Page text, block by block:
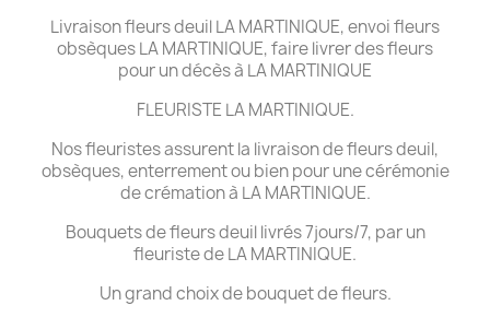
Livraison fleurs deuil LA MARTINIQUE, envoi fleurs
obsèques LA MARTINIQUE, faire livrer des fleurs
pour un décès à LA MARTINIQUE
FLEURISTE LA MARTINIQUE.
Nos fleuristes assurent la livraison de fleurs deuil,
obsèques, enterrement ou bien pour une cérémonie
de crémation à LA MARTINIQUE.
Bouquets de fleurs deuil livrés 7jours/7, par un
fleuriste de LA MARTINIQUE.
Un grand choix de bouquet de fleurs.